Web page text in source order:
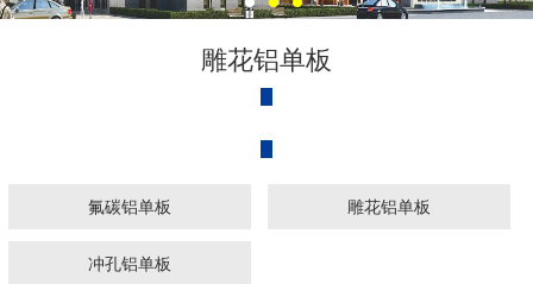
雕花铝单板
氟碳铝单板 雕花铝单板
冲孔铝单板